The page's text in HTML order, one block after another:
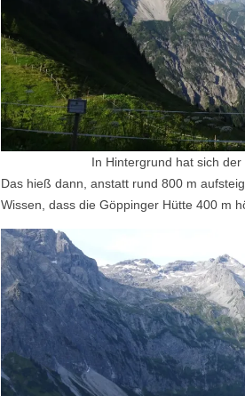
In Hintergrund hat sich
Das hieß dann, anstatt rund 800 m
Wissen, dass die Göppinger Hütte 400 m